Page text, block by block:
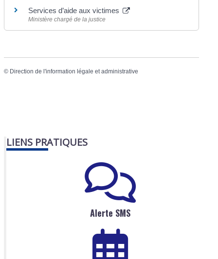
Services d’aide aux victimes
Ministère chargé de la justice
© Direction de l'information légale et administrative
LIENS PRATIQUES
Alerte SMS